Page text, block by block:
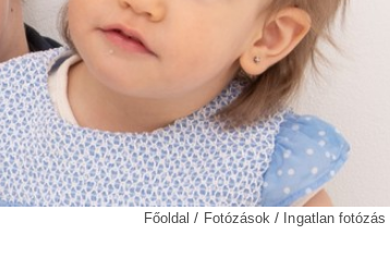
Főoldal / Fotózások / Ingatlan fotózás